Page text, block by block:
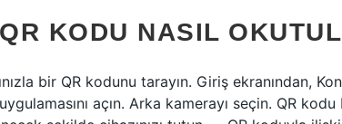
KODU NASIL
bir QR kodunu tarayın. Giriş ekranından,
açın. Arka kamerayı seçin. QR kodu